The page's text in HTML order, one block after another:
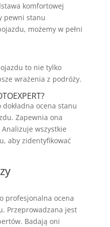
komfortowej
pewni stanu
możemy w pełni
to nie tylko
wrażenia z podróży.
dokładna ocena stanu
Zapewnia ona
wszystkie
aby zidentyfikować
profesjonalna ocena
Przeprowadzana jest
Badają oni